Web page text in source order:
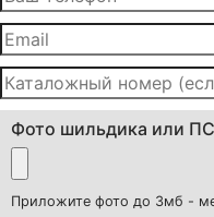
Фото шильдика или
Приложите фото до 3мб -